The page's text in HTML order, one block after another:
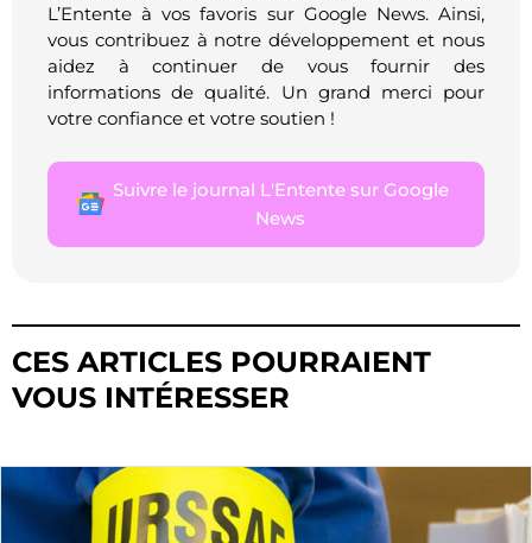
L’Entente à vos favoris sur Google News. Ainsi,
vous contribuez à notre développement et nous
aidez à continuer de vous fournir des
informations de qualité. Un grand merci pour
votre confiance et votre soutien !
Suivre le journal L'Entente sur Google
News
CES ARTICLES POURRAIENT
VOUS INTÉRESSER